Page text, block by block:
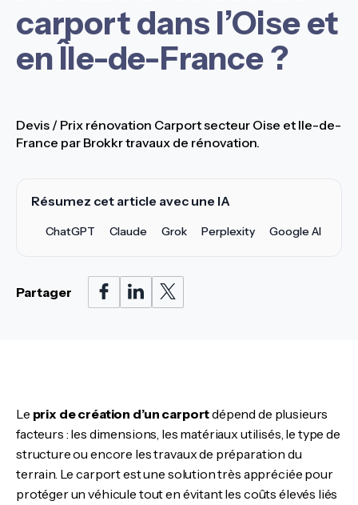
carport dans l’Oise et
en Île-de-France ?
Devis / Prix rénovation Carport secteur Oise et Ile-de-
France par Brokkr travaux de rénovation.
Résumez cet article avec une IA
ChatGPT Claude Grok Perplexity Google AI
Partager
Le prix de création d’un carportdépend de plusieurs
facteurs : les dimensions, les matériaux utilisés, le type de
structure ou encore les travaux de préparation du
terrain. Le carport est une solution très appréciée pour
protéger un véhicule tout en évitant les coûts élevés liés